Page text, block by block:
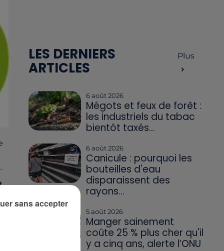
LES DERNIERS
ARTICLES
Plus
6 août 2026
Mégots et feux de forêt :
les industriels du tabac
bientôt taxés...
6 août 2026
Canicule : pourquoi les
bouteilles d'eau
disparaissent des
rayons...
5 août 2026
Manger sainement
coûte 25 % plus cher qu'il
y a cinq ans, alerte l’ONU
sans accepter